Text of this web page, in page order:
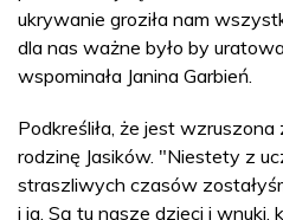
ukrywanie groziła nam
dla nas ważne było by
wspominała Janina Garbień.
Podkreśliła, że jest
rodzinę Jasików. "Niestety z
straszliwych czasów
i ja. Są tu nasze dzieci i wnuki,